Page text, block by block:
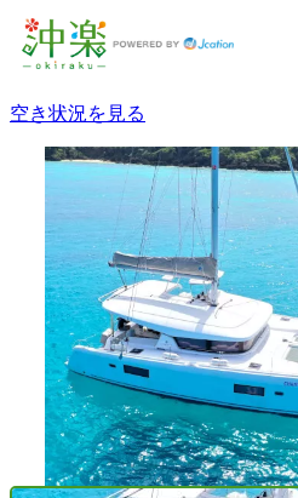
空き状況を見る